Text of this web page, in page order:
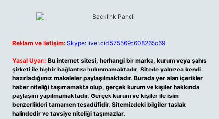
Reklam ve İletişim: Skype: live:.cid.575569c608265c69
Yasal Uyarı: Bu internet sitesi, herhangi bir marka, kurum veya şahıs
şirketi ile hiçbir bağlantısı bulunmamaktadır. Sitede yalnızca kendi
hazırladığımız makaleler paylaşılmaktadır. Burada yer alan içerikler
haber niteliği taşımamakta olup, gerçek kurum ve kişiler hakkında
paylaşım yapılmamaktadır. Gerçek kurum ve kişiler ile isim
benzerlikleri tamamen tesadüfidir. Sitemizdeki bilgiler taslak
halindedir ve tavsiye niteliği taşımazlar.